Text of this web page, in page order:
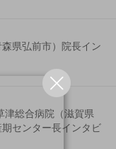
県弘前市）院長イン
総合病院（滋賀県
センター長インタビ